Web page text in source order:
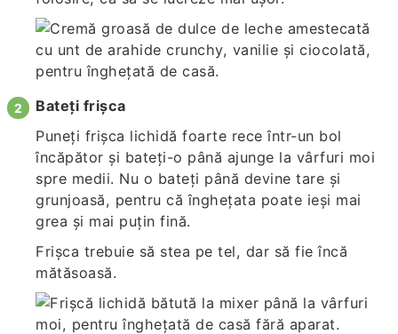
Bateți frișca
Puneți frișca lichidă foarte rece într-un bol
încăpător și bateți-o până ajunge la vârfuri moi
spre medii. Nu o bateți până devine tare și
grunjoasă, pentru că înghețata poate ieși mai
grea și mai puțin fină.
Frișca trebuie să stea pe tel, dar să fie încă
mătăsoasă.